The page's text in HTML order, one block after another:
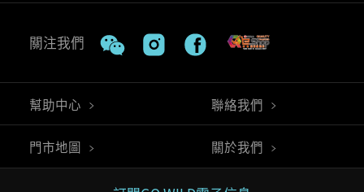
關注我們
幫助中心 聯絡我們
門市地圖 關於我們